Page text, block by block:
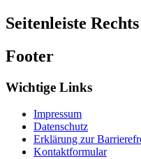
Seitenleiste Rechts
Footer
Wichtige Links
Impressum
Datenschutz
Erklärung zur
Kontaktformular